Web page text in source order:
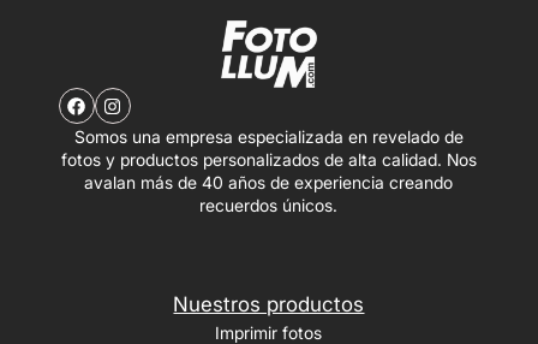
Somos una empresa especializada en revelado de
fotos y productos personalizados de alta calidad. Nos
avalan más de 40 años de experiencia creando
recuerdos únicos.
Nuestros productos
Imprimir fotos